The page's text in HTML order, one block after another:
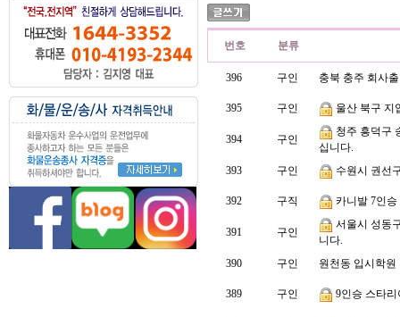
번호 분류
396 구인 충북 충주 회사
395 구인 울산 북구 지
394 구인
청주 흥덕구
십니다.
393
구인 수원시 권선
392 구직 카니발 7인
391 구인
서울시 성동
니다.
390
구인 원천동 입시학원
389 구인 9인승 스타